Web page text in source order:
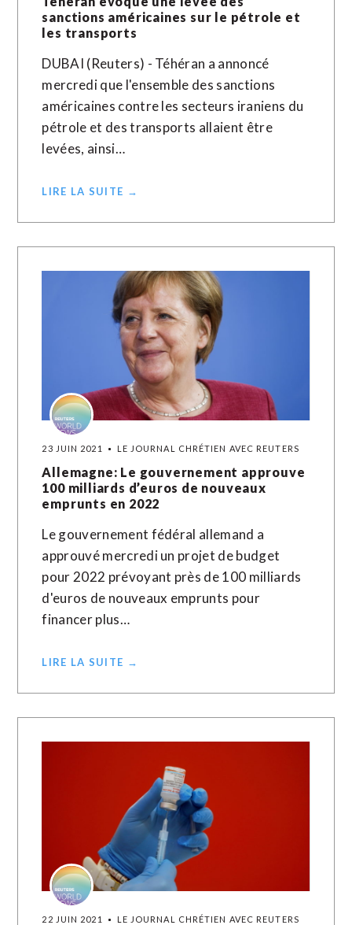
sanctions américaines sur le pétrole et
les transports
DUBAI (Reuters) - Téhéran a annoncé
mercredi que l'ensemble des sanctions
américaines contre les secteurs iraniens du
pétrole et des transports allaient être
levées, ainsi…
LIRE LA SUITE →
23 JUIN 2021 LE JOURNAL CHRÉTIEN AVEC REUTERS
Allemagne: Le gouvernement approuve
100 milliards d’euros de nouveaux
emprunts en 2022
Le gouvernement fédéral allemand a
approuvé mercredi un projet de budget
pour 2022 prévoyant près de 100 milliards
d'euros de nouveaux emprunts pour
financer plus…
LIRE LA SUITE →
22 JUIN 2021 LE JOURNAL CHRÉTIEN AVEC REUTERS